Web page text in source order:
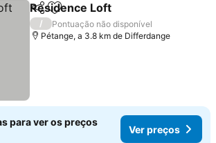
PartilharAdicionar aos favoritos
Residence Loft
/
Pontuação não disponível
Pétange, a 3.8 km de Differdange
para ver os preços
Ver preços